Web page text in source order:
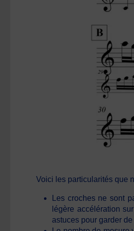
Voici les particularités que
Les croches ne sont
légère accélération
astuces pour garder